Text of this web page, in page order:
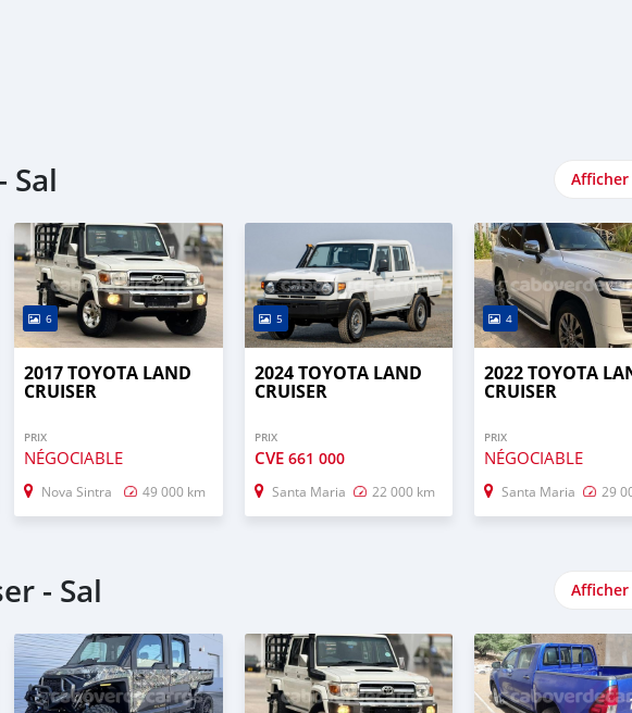
Sal
6
2017 TOYOTA LAND
CRUISER
PRIX
NÉGOCIABLE
Nova Sintra 49 000 km
5
2024 TOYOTA LAND
CRUISER
PRIX
CVE 661 000
Santa Maria 22 000 km
4
2022 TOYOTA
CRUISER
PRIX
NÉGOCIABLE
Santa Maria 29
- Sal